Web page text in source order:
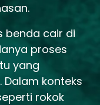
benda cair di
proses
yang
konteks
rokok